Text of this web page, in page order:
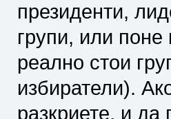
президенти,
групи, или
реално стои
избиратели).
разкриете, и да